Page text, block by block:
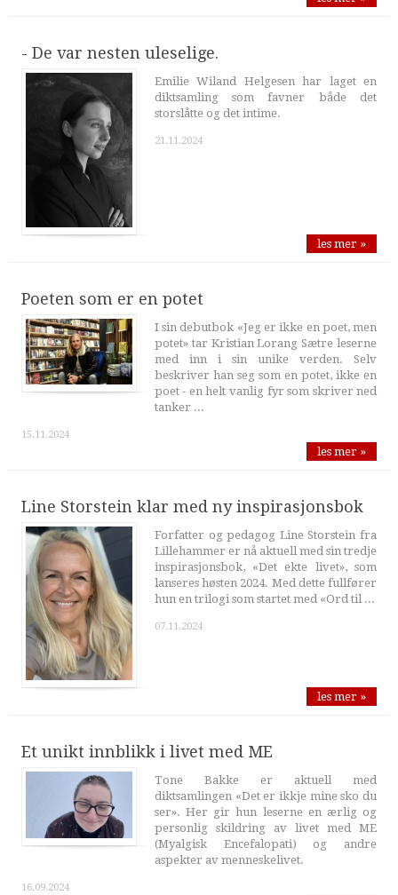
- De var nesten uleselige.
Emilie Wiland Helgesen har laget en
diktsamling som favner både det
storslåtte og det intime.
21.11.2024
les mer »
Poeten som er en potet
I sin debutbok «Jeg er ikke en poet, men
potet» tar Kristian Lorang Sætre leserne
med inn i sin unike verden. Selv
beskriver han seg som en potet, ikke en
poet - en helt vanlig fyr som skriver ned
tanker ...
15.11.2024
les mer »
Line Storstein klar med ny inspirasjonsbok
Forfatter og pedagog Line Storstein fra
Lillehammer er nå aktuell med sin tredje
inspirasjonsbok, «Det ekte livet», som
lanseres høsten 2024. Med dette fullfører
hun en trilogi som startet med «Ord til ...
07.11.2024
les mer »
Et unikt innblikk i livet med ME
Tone Bakke er aktuell med
diktsamlingen «Det er ikkje mine sko du
ser». Her gir hun leserne en ærlig og
personlig skildring av livet med ME
(Myalgisk Encefalopati) og andre
aspekter av menneskelivet.
16.09.2024